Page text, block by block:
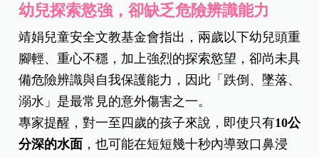
幼兒探索慾強，卻缺乏危險辨識能力
靖娟兒童安全文教基金會指出，兩歲以下幼兒頭重
腳輕、重心不穩，加上強烈的探索慾望，卻尚未具
備危險辨識與自我保護能力，因此「跌倒、墜落、
溺水」是最常見的意外傷害之一。
專家提醒，對一至四歲的孩子來說，即使只有10公
分深的水面 ，也可能在短短幾十秒內導致口鼻浸